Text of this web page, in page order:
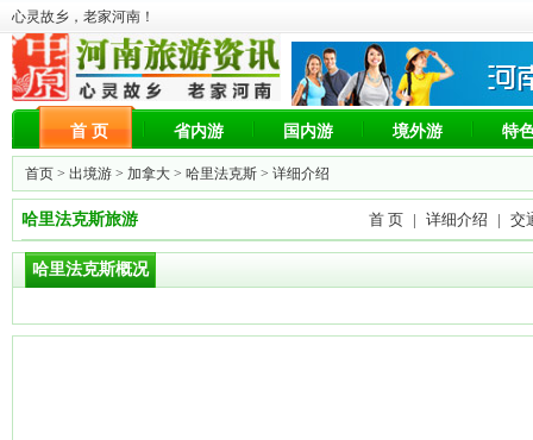
心灵故乡，老家河南！
首 页 省内游 国内游 境外游 特
首页 > 出境游 > 加拿大 > 哈里法克斯 > 详细介绍
哈里法克斯旅游 首 页 | 详细介绍 | 交
哈里法克斯概况